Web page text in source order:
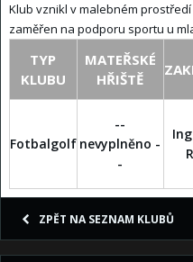
Klub vznikl v malebném
zaměřen na podporu sportu u
TYP
KLUBU
MATEŘSKÉ
HŘIŠTĚ
Fotbalgolf
--
nevyplněno -
-
ZPĚT NA SEZNAM KLUBŮ